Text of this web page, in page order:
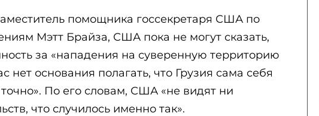
помощника госсекретаря США по
Мэтт Брайза, США пока не могут сказать,
за «нападения на суверенную территорию
нет основания полагать, что Грузия сама себя
По его словам, США «не видят ни
что случилось именно так».